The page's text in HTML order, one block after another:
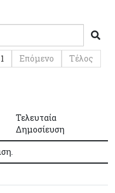
1 Επόμενο Τέλος
Τελευταία
Δημοσίευση